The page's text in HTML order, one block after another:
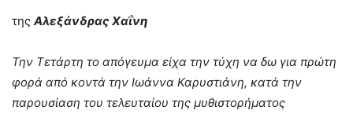
της Αλεξάνδρας Χαΐνη
Την Τετάρτη το απόγευμα είχα την τύχη να δω για πρώτη
φορά από κοντά την Ιωάννα Καρυστιάνη, κατά την
παρουσίαση του τελευταίου της μυθιστορήματος